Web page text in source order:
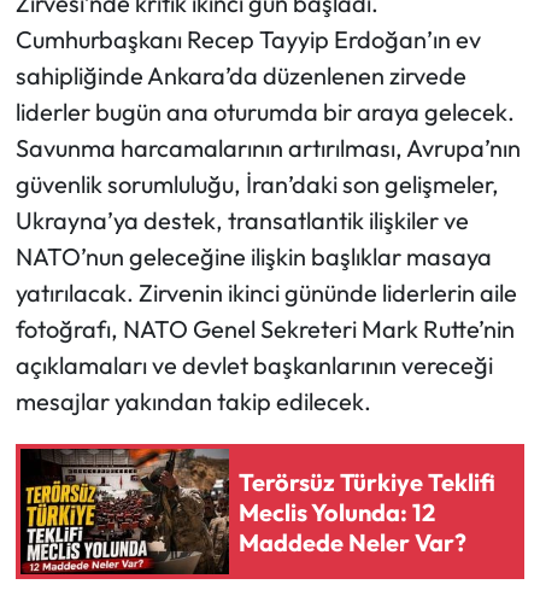
Cumhurbaşkanı Recep Tayyip Erdoğan’ın ev
sahipliğinde Ankara’da düzenlenen zirvede
liderler bugün ana oturumda bir araya gelecek.
Savunma harcamalarının artırılması, Avrupa’nın
güvenlik sorumluluğu, İran’daki son gelişmeler,
Ukrayna’ya destek, transatlantik ilişkiler ve
NATO’nun geleceğine ilişkin başlıklar masaya
yatırılacak. Zirvenin ikinci gününde liderlerin aile
fotoğrafı, NATO Genel Sekreteri Mark Rutte’nin
açıklamaları ve devlet başkanlarının vereceği
mesajlar yakından takip edilecek.
Terörsüz Türkiye Teklifi
Meclis Yolunda: 12
Maddede Neler Var?
Sağlık
Turizm
Teknoloji